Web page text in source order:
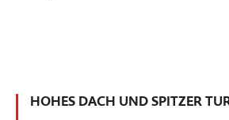
HOHES DACH UND SPITZER